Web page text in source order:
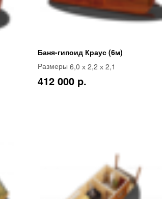
Баня-гипоид Краус (6м)
Размеры 6,0 х 2,2 х 2,1
412 000 p.